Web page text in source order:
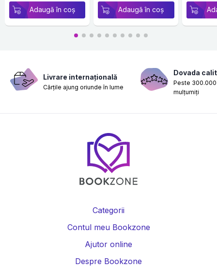
Adaugă în coș Adaugă în coș
Livrare internațională
Cărțile ajung oriunde în lume
Dovada
Peste
mulțumiți
Categorii
Contul meu Bookzone
Ajutor online
Despre Bookzone